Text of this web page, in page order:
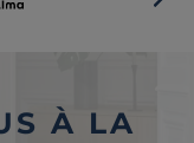
À LA